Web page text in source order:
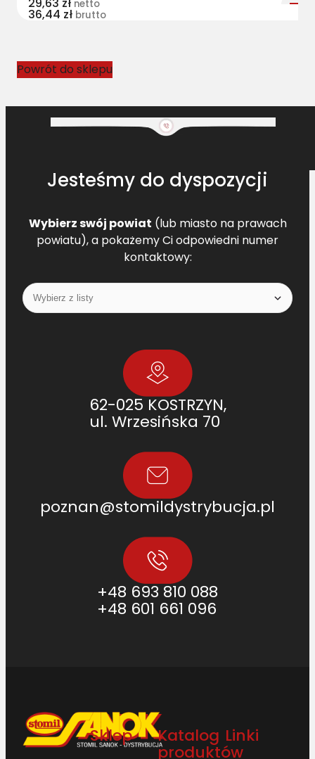
4
1
29,63 zł netto
36,44 zł brutto
Powrót do sklepu
Jesteśmy do dyspozycji
Wybierz swój powiat (lub miasto na prawach
powiatu), a pokażemy Ci odpowiedni numer
kontaktowy:
62-025 KOSTRZYN,
ul. Wrzesińska 70
poznan@stomildystrybucja.pl
+48 693 810 088
+48 601 661 096
Sklep Katalog
produktów
Linki